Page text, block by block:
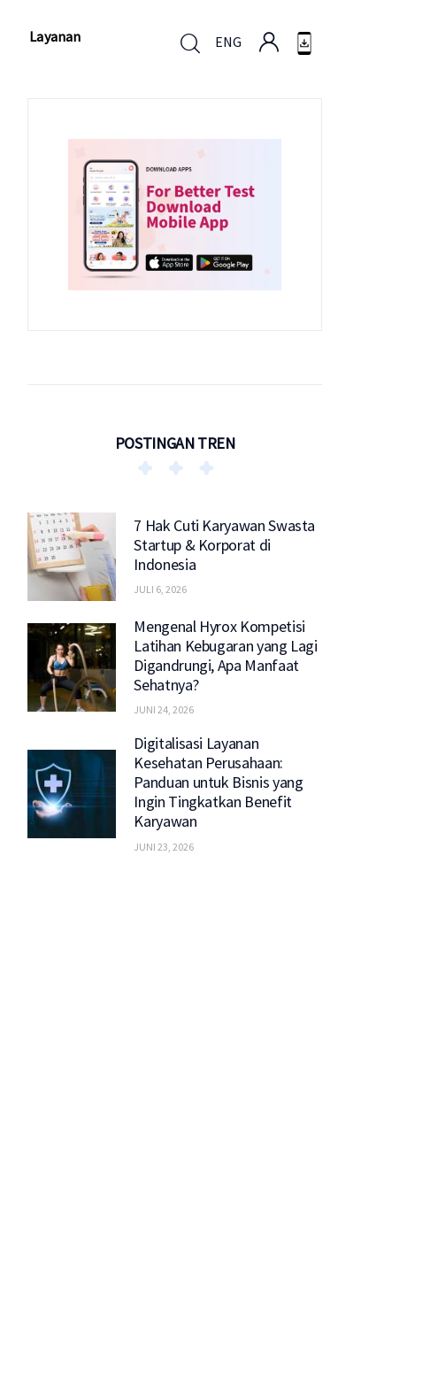
Layanan ENG
POSTINGAN TREN
7 Hak Cuti Karyawan Swasta
Startup & Korporat di
Indonesia
JULI 6, 2026
Mengenal Hyrox Kompetisi
Latihan Kebugaran yang Lagi
Digandrungi, Apa Manfaat
Sehatnya?
JUNI 24, 2026
Digitalisasi Layanan
Kesehatan Perusahaan:
Panduan untuk Bisnis yang
Ingin Tingkatkan Benefit
Karyawan
JUNI 23, 2026